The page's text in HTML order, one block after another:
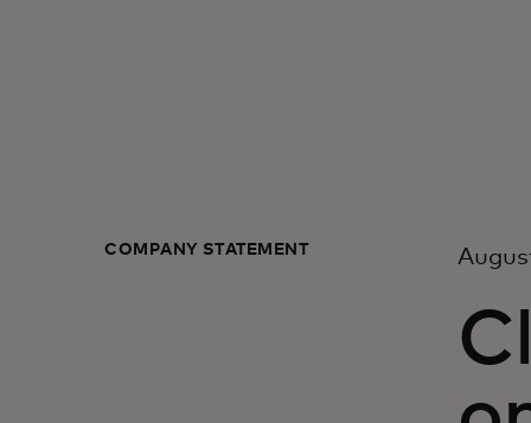
COMPANY STATEMENT